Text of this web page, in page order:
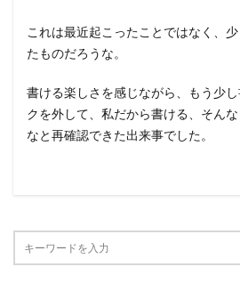
これは最近起こったことではなく、
たものだろうな。
書ける楽しさを感じながら、もう少
クを外して、私だから書ける、そん
なと再確認できた出来事でした。